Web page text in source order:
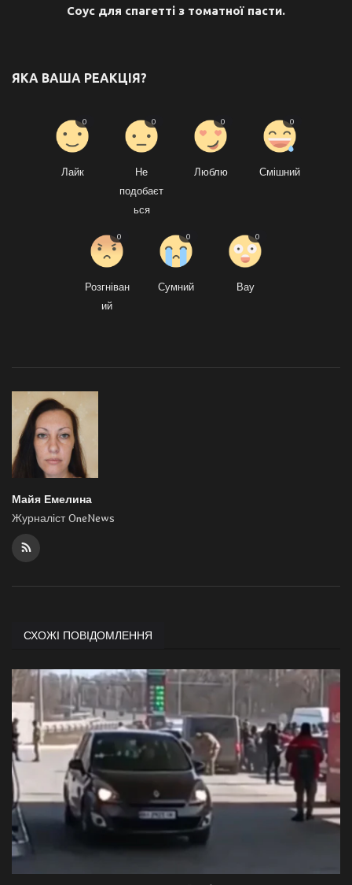
Соус для спагетті з томатної пасти.
ЯКА ВАША РЕАКЦІЯ?
Лайк
0
Не
подобаєт
ься
0
Люблю
0
Смішний
0
Розгніван
ий
0
Сумний
0
Вау
0
Майя Емелина
Журналіст OneNews
СХОЖІ ПОВІДОМЛЕННЯ